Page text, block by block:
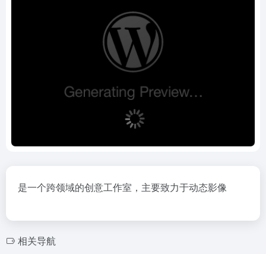
是一个跨领域的创意工作室，主要致力于动态影像
相关导航